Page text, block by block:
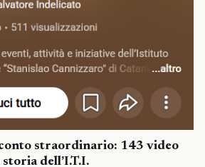
straordinario: 143 video
dell’I.T.I.